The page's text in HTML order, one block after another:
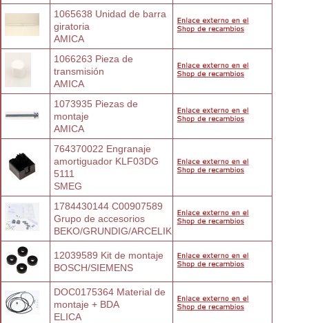
1065638 Unidad de barra
giratoria
AMICA
1066263 Pieza de
transmisión
AMICA
1073935 Piezas de
montaje
AMICA
764370022 Engranaje
amortiguador KLF03DG
5111
SMEG
1784430144 C00907589
Grupo de accesorios
BEKO/GRUNDIG/ARCELIK
12039589 Kit de montaje
BOSCH/SIEMENS
DOC0175364 Material de
montaje + BDA
ELICA